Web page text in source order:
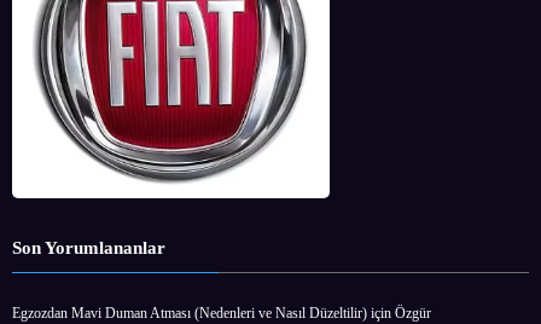
Son Yorumlananlar
Egzozdan Mavi Duman Atması (Nedenleri ve Nasıl Düzeltilir) için Özgür